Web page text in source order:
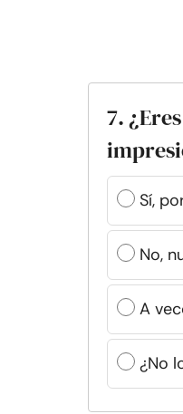
7.
Sí,
No,
A
¿No